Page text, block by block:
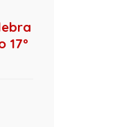
17º